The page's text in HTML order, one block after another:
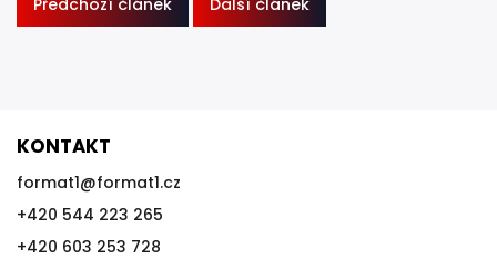
Předchozí článek Další článek
KONTAKT
format1@format1.cz
+420 544 223 265
+420 603 253 728